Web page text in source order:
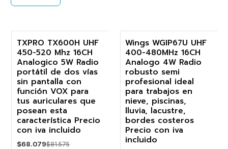
-17%
TXPRO TX600H UHF
450-520 Mhz 16CH
Analogico 5W Radio
portátil de dos vías
sin pantalla con
función VOX para
tus auriculares que
posean esta
característica Precio
con iva incluido
$68.079$81.575
-19%
Agotado
Wings WGIP67U UHF
400-480MHz 16CH
Analogo 4W Radio
robusto semi
profesional ideal
para trabajos en
nieve, piscinas,
lluvia, lacustre,
bordes costeros
Precio con iva
incluido